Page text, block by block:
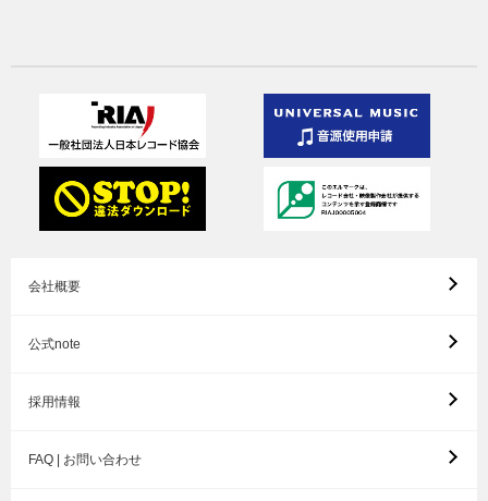
会社概要
公式note
採用情報
FAQ | お問い合わせ